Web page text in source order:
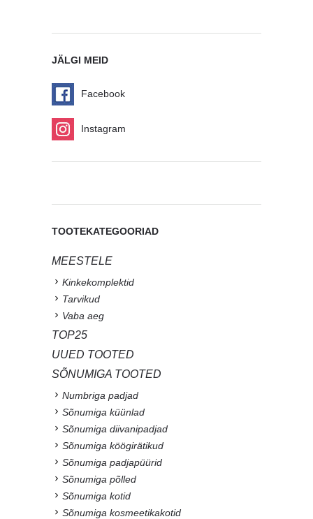
JÄLGI MEID
Facebook
Instagram
TOOTEKATEGOORIAD
MEESTELE
Kinkekomplektid
Tarvikud
Vaba aeg
TOP25
UUED TOOTED
SÕNUMIGA TOOTED
Numbriga padjad
Sõnumiga küünlad
Sõnumiga diivanipadjad
Sõnumiga köögirätikud
Sõnumiga padjapüürid
Sõnumiga põlled
Sõnumiga kotid
Sõnumiga kosmeetikakotid